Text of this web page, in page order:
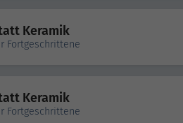
Keramik
Fortgeschrittene
Keramik
Fortgeschrittene